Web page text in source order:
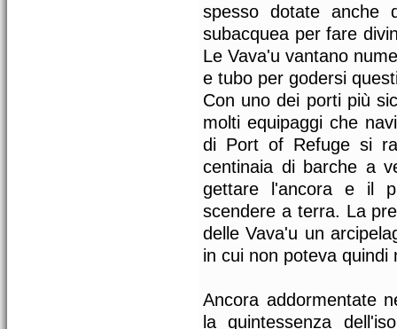
spesso dotate anche
subacquea per fare
Le Vava'u vantano
e tubo per godersi
Con uno dei porti più
molti equipaggi che
di Port of Refuge si
centinaia di barche a
gettare l'ancora e il
scendere a terra. La
delle Vava'u un
in cui non poteva
Ancora addormentate
la quintessenza